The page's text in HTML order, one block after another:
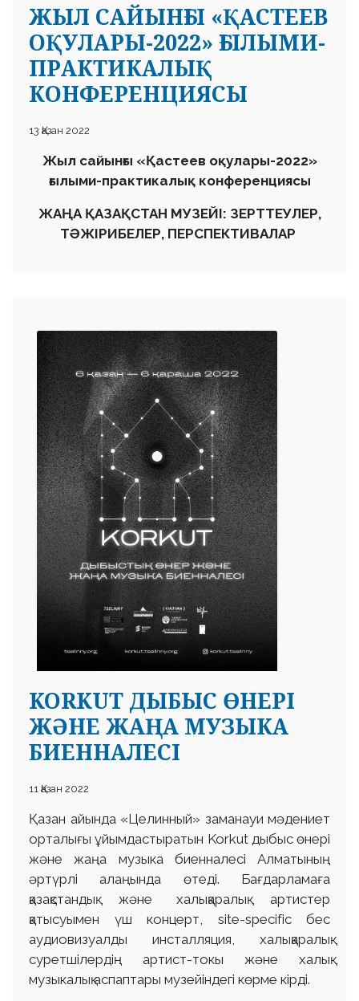
ЖЫЛ САЙЫНҒЫ «ҚАСТЕЕВ
ОҚУЛАРЫ-2022» ҒЫЛЫМИ-
ПРАКТИКАЛЫҚ
КОНФЕРЕНЦИЯСЫ
13 Қазан 2022
Жыл сайынғы «Қастеев оқулары-2022»
ғылыми-практикалық конференциясы
ЖАҢА ҚАЗАҚСТАН МУЗЕЙІ: ЗЕРТТЕУЛЕР,
ТӘЖІРИБЕЛЕР, ПЕРСПЕКТИВАЛАР
KORKUT ДЫБЫС ӨНЕРІ
ЖƏНЕ ЖАҢА МУЗЫКА
БИЕННАЛЕСІ
11 Қазан 2022
Қазан айында «Целинный» заманауи мəдениет
орталығы ұйымдастыратын Korkut дыбыс өнері
жəне жаңа музыка биенналесі Алматының
əртүрлі алаңында өтеді. Бағдарламаға
қазақстандық жəне халықаралық артистер
қатысуымен үш концерт, site-specific бес
аудиовизуалды инсталляция, халықаралық
суретшілердің артист-токы жəне халық
музыкалық аспаптары музейіндегі көрме кірді.